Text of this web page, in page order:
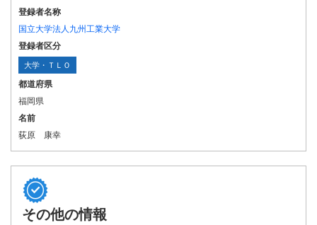
登録者名称
国立大学法人九州工業大学
登録者区分
大学・ＴＬＯ
都道府県
福岡県
名前
荻原 康幸
その他の情報